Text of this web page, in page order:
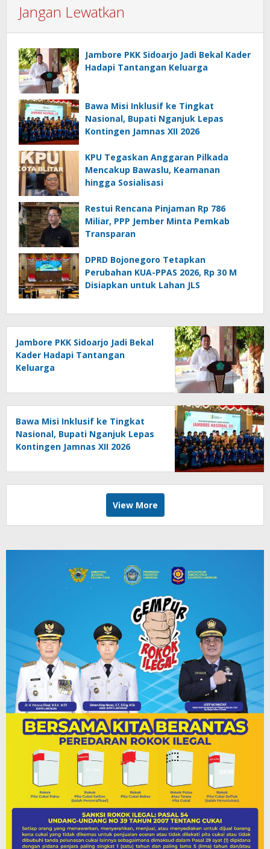
Jangan Lewatkan
Jambore PKK Sidoarjo Jadi Bekal Kader
Hadapi Tantangan Keluarga
Bawa Misi Inklusif ke Tingkat
Nasional, Bupati Nganjuk Lepas
Kontingen Jamnas XII 2026
KPU Tegaskan Anggaran Pilkada
Mencakup Bawaslu, Keamanan
hingga Sosialisasi
Restui Rencana Pinjaman Rp 786
Miliar, PPP Jember Minta Pemkab
Transparan
DPRD Bojonegoro Tetapkan
Perubahan KUA-PPAS 2026, Rp 30 M
Disiapkan untuk Lahan JLS
Jambore PKK Sidoarjo Jadi Bekal
Kader Hadapi Tantangan
Keluarga
Bawa Misi Inklusif ke Tingkat
Nasional, Bupati Nganjuk Lepas
Kontingen Jamnas XII 2026
View More